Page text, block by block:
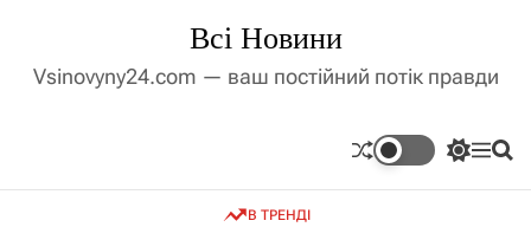
д
Всі Новини
Vsinovyny24.com — ваш постійний потік правди
П
М П
В ТРЕНДІ